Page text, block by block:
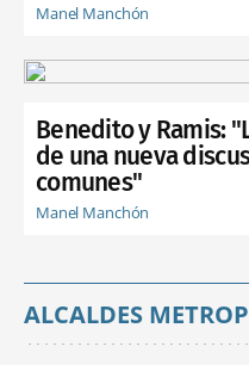
Manel Manchón
Benedito y Ramis:
de una nueva
comunes"
Manel Manchón
ALCALDES